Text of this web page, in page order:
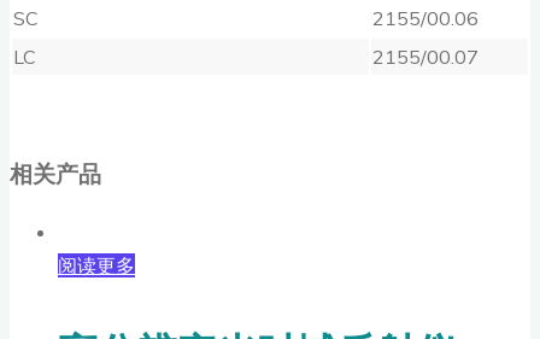
SC
2155/00.06
LC
2155/00.07
相关产品
阅读更多